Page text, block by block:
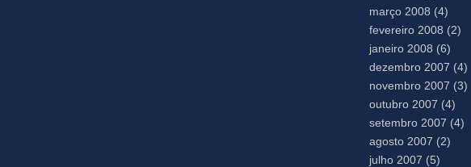
março 2008 (4)
fevereiro 2008 (2)
janeiro 2008 (6)
dezembro 2007 (4)
novembro 2007 (3)
outubro 2007 (4)
setembro 2007 (4)
agosto 2007 (2)
julho 2007 (5)